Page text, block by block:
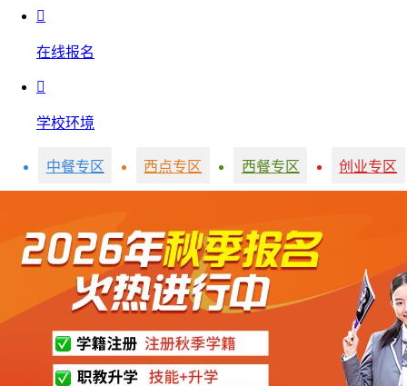

在线报名

学校环境
中餐专区 西点专区 西餐专区 创业专区